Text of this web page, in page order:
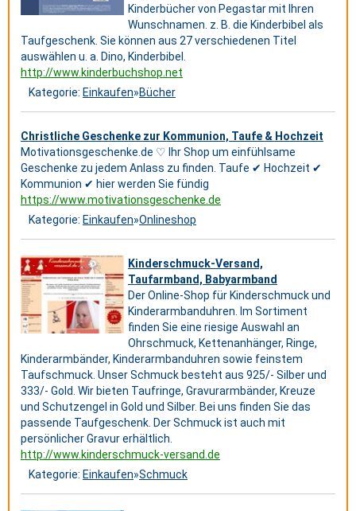
Kinderbücher von Pegastar mit Ihren
Wunschnamen. z. B. die Kinderbibel als
Taufgeschenk. Sie können aus 27 verschiedenen Titel
auswählen u. a. Dino, Kinderbibel.
http://www.kinderbuchshop.net
Kategorie: Einkaufen»Bücher
Christliche Geschenke zur Kommunion, Taufe & Hochzeit
Motivationsgeschenke.de ♡ Ihr Shop um einfühlsame
Geschenke zu jedem Anlass zu finden. Taufe ✔ Hochzeit ✔
Kommunion ✔ hier werden Sie fündig
https://www.motivationsgeschenke.de
Kategorie: Einkaufen»Onlineshop
Kinderschmuck-Versand,
Taufarmband, Babyarmband
Der Online-Shop für Kinderschmuck und
Kinderarmbanduhren. Im Sortiment
finden Sie eine riesige Auswahl an
Ohrschmuck, Kettenanhänger, Ringe,
Kinderarmbänder, Kinderarmbanduhren sowie feinstem
Taufschmuck. Unser Schmuck besteht aus 925/- Silber und
333/- Gold. Wir bieten Taufringe, Gravurarmbänder, Kreuze
und Schutzengel in Gold und Silber. Bei uns finden Sie das
passende Taufgeschenk. Der Schmuck ist auch mit
persönlicher Gravur erhältlich.
http://www.kinderschmuck-versand.de
Kategorie: Einkaufen»Schmuck